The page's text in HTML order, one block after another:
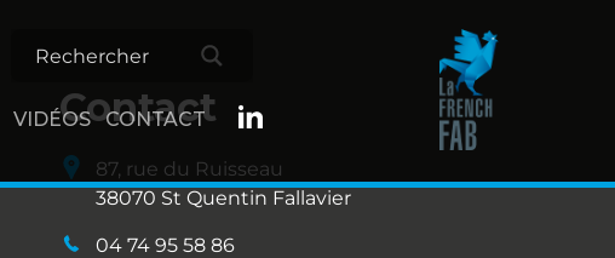
VIDÉOS CONTACT
Contact
87, rue du Ruisseau
38070 St Quentin Fallavier
04 74 95 58 86